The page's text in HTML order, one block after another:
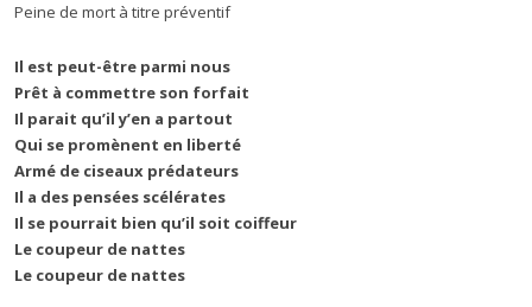
Peine de mort à titre préventif
Il est peut-être parmi nous
Prêt à commettre son forfait
Il parait qu’il y’en a partout
Qui se promènent en liberté
Armé de ciseaux prédateurs
Il a des pensées scélérates
Il se pourrait bien qu’il soit coiffeur
Le coupeur de nattes
Le coupeur de nattes